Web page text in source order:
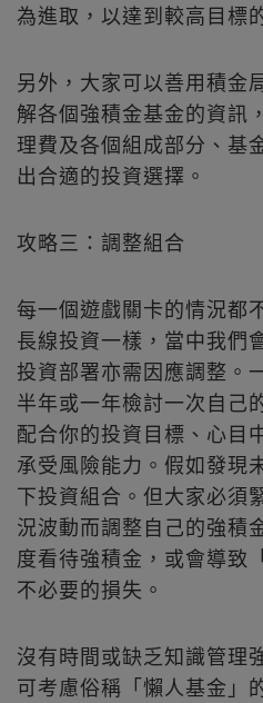
為進取，以達到較高目標
另外，大家可以善用積金
解各個強積金基金的資訊
理費及各個組成部分、基
出合適的投資選擇。
攻略三：調整組合
每一個遊戲關卡的情況都
長線投資一樣，當中我們
投資部署亦需因應調整。
半年或一年檢討一次自己
配合你的投資目標、心目
承受風險能力。假如發現
下投資組合。但大家必須
況波動而調整自己的強積
度看待強積金，或會導致
不必要的損失。
沒有時間或缺乏知識管理
可考慮俗稱「懶人基金」